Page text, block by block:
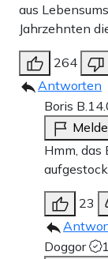
aus
Jahrzehnten
264
Antworten
Boris B.
Hmm, das
23
Doggor